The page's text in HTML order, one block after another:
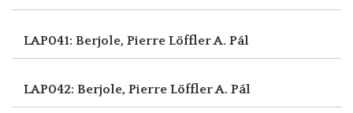
LAP041: Berjole, Pierre Löffler A. Pál
LAP042: Berjole, Pierre Löffler A. Pál